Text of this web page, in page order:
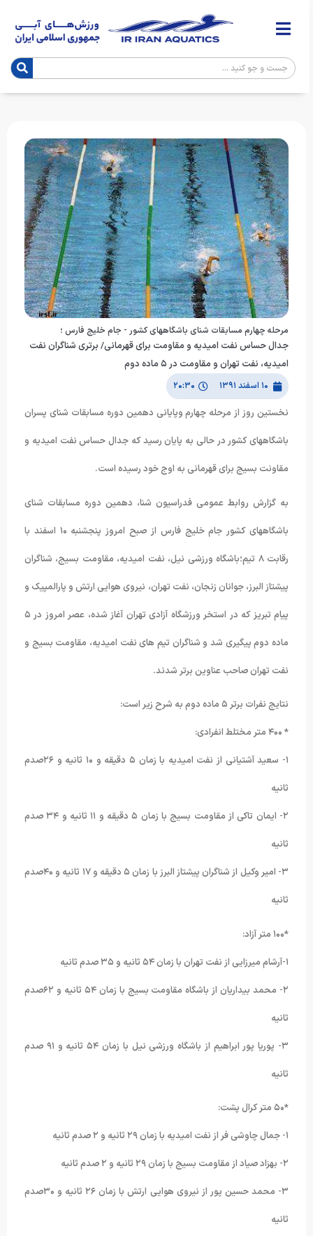
مرحله چهارم مسابقات شنای باشگاههای کشور - جام خلیج فارس ؛
جدال حساس نفت امیدیه و مقاومت برای قهرمانی/ برتری شناگران نفت
امیدیه، نفت تهران و مقاومت در ۵ ماده دوم
۱۰ اسفند ۱۳۹۱ ۲۰:۳۰
نخستین روز از مرحله چهارم وپایانی دهمین دوره مسابقات شنای پسران
باشگاههای کشور در حالی به پایان رسید که جدال حساس نفت امیدیه و
مقاونت بسیج برای قهرمانی به اوج خود رسیده است.
به گزارش روابط عمومی فدراسیون شنا، دهمین دوره مسابقات شنای
باشگاههای کشور جام خلیج فارس از صبح امروز پنجشنبه ١۰ اسفند با
رقابت ٨ تیم؛باشگاه ورزشی نیل، نفت امیدیه، مقاومت بسیج، شناگران
پیشتاز البرز، جوانان زنجان، نفت تهران، نیروی هوایی ارتش و پارالمپیک و
پیام تبریز که در استخر ورزشگاه آزادی تهران آغاز شده، عصر امروز در ۵
ماده دوم پیگیری شد و شناگران تیم های نفت امیدیه، مقاومت بسیج و
نفت تهران صاحب عناوین برتر شدند.
نتایج نفرات برتر ۵ ماده دوم به شرح زیر است:
* ۴۰۰ متر مختلط انفرادی:
١- سعید آشتیانی از نفت امیدیه با زمان ۵ دقیقه و ١۰ ثانیه و ٢۶صدم
ثانیه
٢- ایمان تاکی از مقاومت بسیج با زمان ۵ دقیقه و ١١ ثانیه و ٣۴ صدم
ثانیه
٣- امیر وکیل از شناگران پیشتاز البرز با زمان ۵ دقیقه و ١٧ ثانیه و ۴۰صدم
ثانیه
*١۰۰ متر آزاد:
٢- محمد بیداریان از باشگاه مقاومت بسیج با زمان ۵۴ ثانیه و ۶٢صدم
ثانیه
٣- پوریا پور ابراهیم از باشگاه ورزشی نیل با زمان ۵۴ ثانیه و ٩١ صدم
ثانیه
*۵۰ متر کرال پشت:
٢- بهزاد صیاد از مقاومت بسیج با زمان ٢٩ ثانیه و ٢ صدم ثانیه
٣- محمد حسین پور از نیروی هوایی ارتش با زمان ٢۶ ثانیه و ٣۰صدم
ثانیه